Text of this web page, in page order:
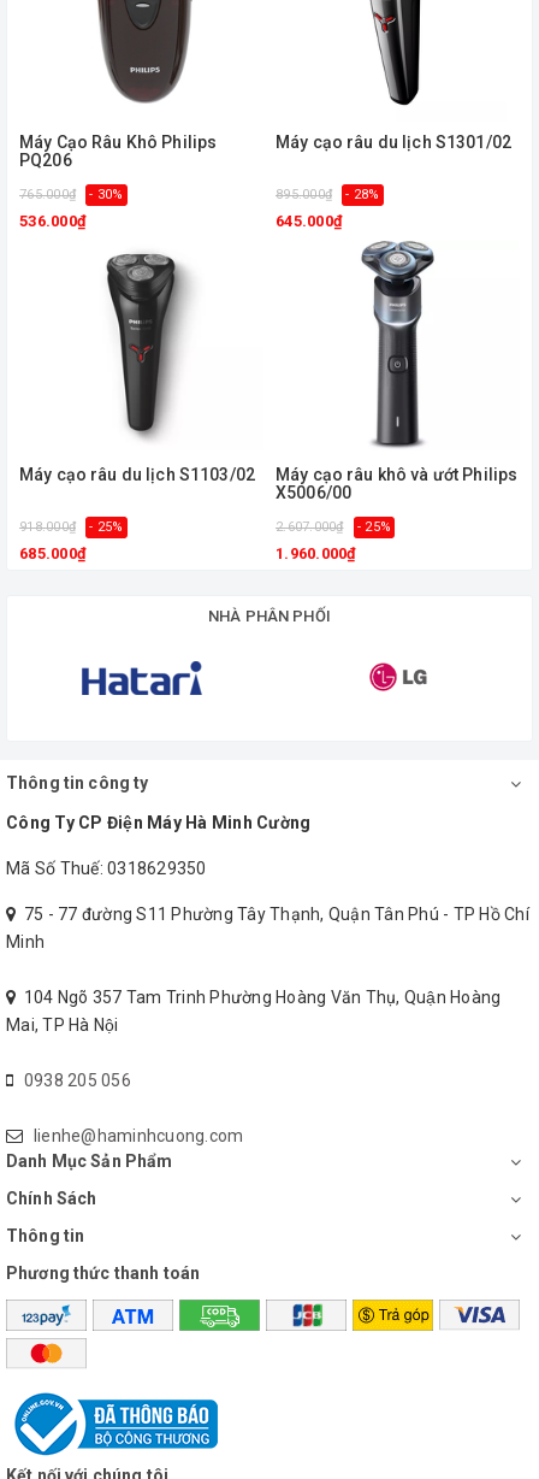
Máy Cạo Râu Khô Philips
PQ206
765.000₫ - 30%
536.000₫
Máy cạo râu du lịch S1301/02
895.000₫ - 28%
645.000₫
Máy cạo râu du lịch S1103/02
918.000₫ - 25%
685.000₫
Máy cạo râu khô và ướt Philips
X5006/00
2.607.000₫ - 25%
1.960.000₫
NHÀ PHÂN PHỐI
Thông tin công ty
Công Ty CP Điện Máy Hà Minh Cường
Mã Số Thuế: 0318629350
75 - 77 đường S11 Phường Tây Thạnh, Quận Tân Phú - TP Hồ Chí
Minh
104 Ngõ 357 Tam Trinh Phường Hoàng Văn Thụ, Quận Hoàng
Mai, TP Hà Nội
0938 205 056
lienhe@haminhcuong.com
Danh Mục Sản Phẩm
Chính Sách
Thông tin
Phương thức thanh toán
Kết nối với chúng tôi